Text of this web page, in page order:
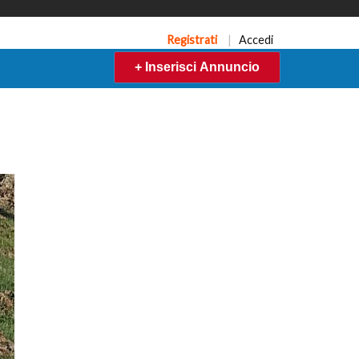
Registrati | Accedi
+ Inserisci Annuncio